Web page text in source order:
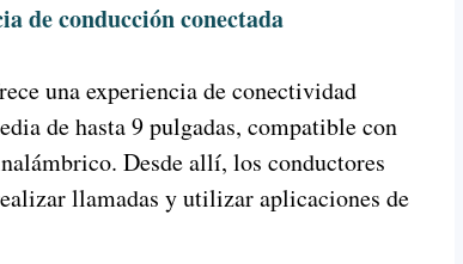
de conducción conectada
una experiencia de conectividad
de hasta 9 pulgadas, compatible con
Desde allí, los conductores
llamadas y utilizar aplicaciones de